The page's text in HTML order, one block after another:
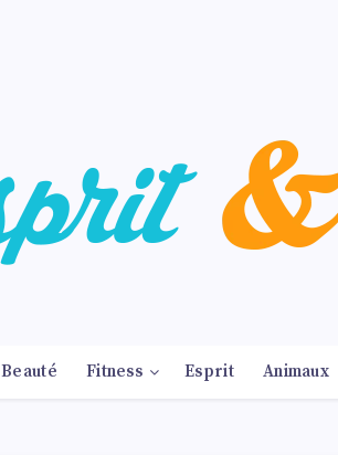
Beauté Fitness Esprit Animaux